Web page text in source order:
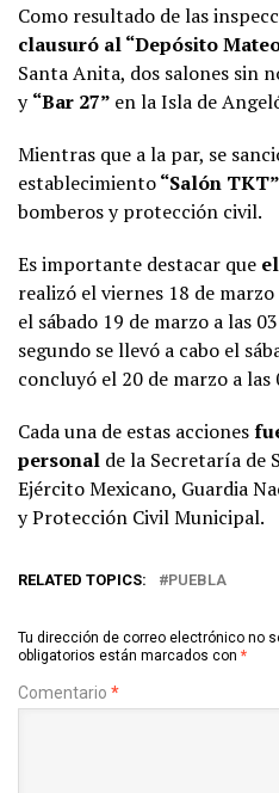
Como resultado de las
clausuró al “Depósito
Santa Anita, dos salones sin
y“Bar 27” en la Isla de
Mientras que a la par, se
establecimiento“Salón TKT”
bomberos y protección civil.
Es importante destacar que
realizó el viernes 18 de
el sábado 19 de marzo a las
segundo se llevó a cabo el
concluyó el 20 de marzo a las
Cada una de estas acciones
personal de la Secretaría de
Ejército Mexicano, Guardia
y Protección Civil Municipal.
RELATED TOPICS: PUEBLA
Tu dirección de correo electrónico no
obligatorios están marcados con *
Comentario *